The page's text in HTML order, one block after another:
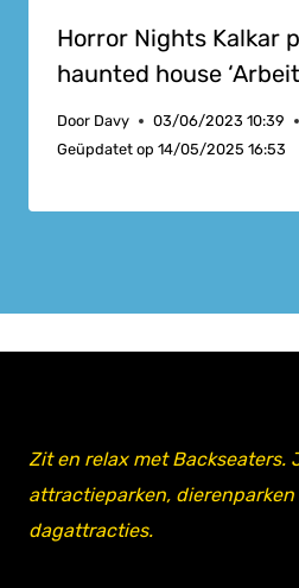
Horror Nights Kalkar
haunted house
Door Davy
03/06/2023 10:39
Geüpdatet op 14/05/2025 16:53
Zit en relax met Backseaters.
attractieparken, dierenparken
dagattracties.